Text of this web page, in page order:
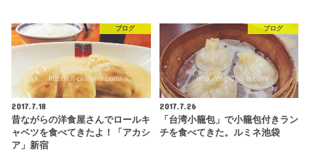
ブログ
2017.7.18
昔ながらの洋食屋さんでロールキ
ャベツを食べてきたよ！「アカシ
ア」新宿
ブログ
2017.7.26
「台湾小籠包」で小籠包付きラン
チを食べてきた。ルミネ池袋